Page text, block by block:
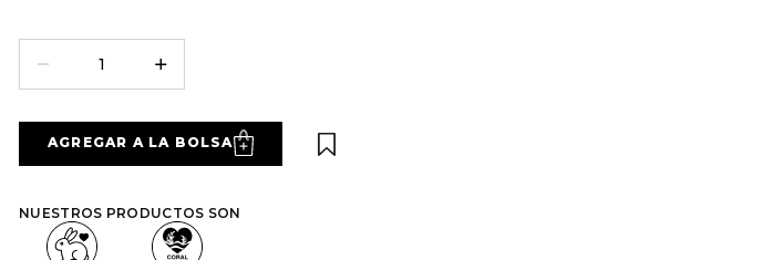
AGREGAR A LA BOLSA
NUESTROS PRODUCTOS SON